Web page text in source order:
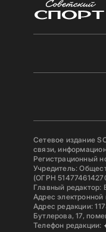
Сетевое издание
связи,
Регистрационный
Учредитель:
(ОГРН
Главный редактор:
Адрес
Адрес редакции:
Бутлерова, 17,
Телефон редакции: